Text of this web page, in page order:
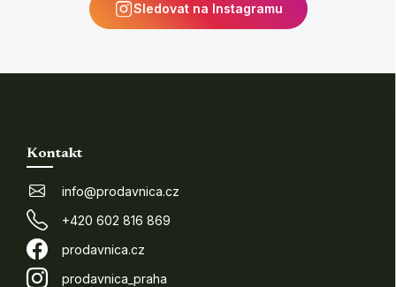
Sledovat na Instagramu
Kontakt
info@prodavnica.cz
+420 602 816 869
prodavnica.cz
prodavnica_praha